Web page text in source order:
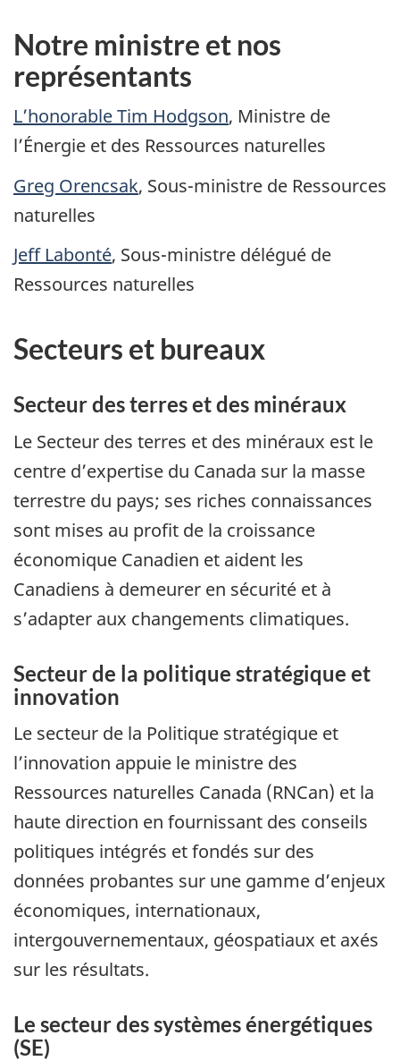
Notre ministre et nos
représentants
L’honorable Tim Hodgson, Ministre de
l’Énergie et des Ressources naturelles
Greg Orencsak, Sous-ministre de Ressources
naturelles
Jeff Labonté, Sous-ministre délégué de
Ressources naturelles
Secteurs et bureaux
Secteur des terres et des minéraux
Le Secteur des terres et des minéraux est le
centre d’expertise du Canada sur la masse
terrestre du pays; ses riches connaissances
sont mises au profit de la croissance
économique Canadien et aident les
Canadiens à demeurer en sécurité et à
s’adapter aux changements climatiques.
Secteur de la politique stratégique et
innovation
Le secteur de la Politique stratégique et
l’innovation appuie le ministre des
Ressources naturelles Canada (RNCan) et la
haute direction en fournissant des conseils
politiques intégrés et fondés sur des
données probantes sur une gamme d’enjeux
économiques, internationaux,
intergouvernementaux, géospatiaux et axés
sur les résultats.
Le secteur des systèmes énergétiques
(SE)